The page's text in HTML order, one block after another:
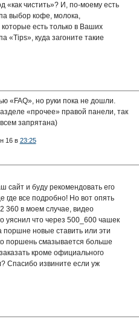
«как чистить»? И, по-моему есть
выбор кофе, молока,
есть только в Ваших
«Tips», куда загоните такие
«FAQ», но руки пока не дошли.
«прочее» правой панели, так
запрятана)
16 в 23:25
сайт и буду рекомендовать его
где все подробно! Но вот опять
360 в моем случае, видео
уяснил что через 500_600 чашек
поршне новые ставить или эти
поршень смазывается больше
кроме официального
Спасибо извините если уж